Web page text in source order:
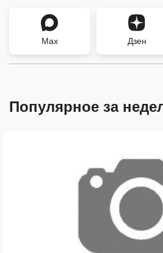
Max Дзен
Популярное за